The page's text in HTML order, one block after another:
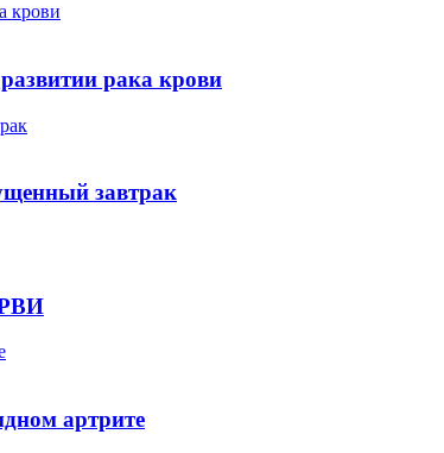
крови
рака крови
завтрак
артрите